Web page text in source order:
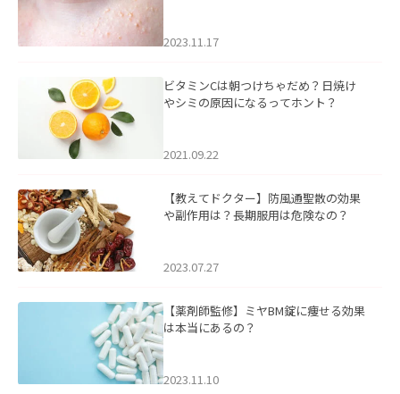
2023.11.17
ビタミンCは朝つけちゃだめ？日焼け
やシミの原因になるってホント？
2021.09.22
【教えてドクター】防風通聖散の効果
や副作用は？長期服用は危険なの？
2023.07.27
【薬剤師監修】ミヤBM錠に痩せる効果
は本当にあるの？
2023.11.10